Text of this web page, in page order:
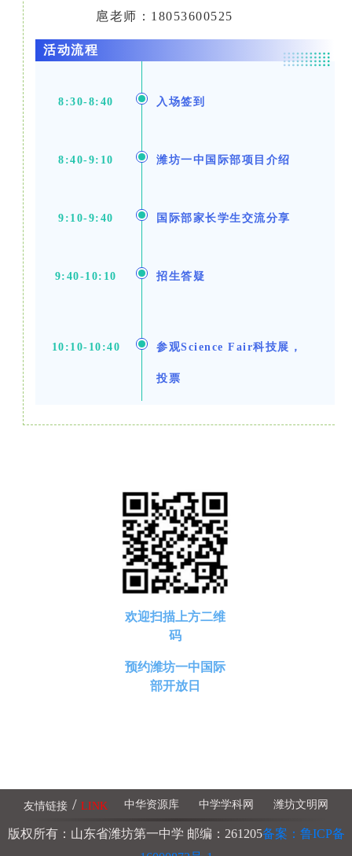
扈老师：18053600525
活动流程
8:30-8:40 入场签到
8:40-9:10 潍坊一中国际部项目介绍
9:10-9:40 国际部家长学生交流分享
9:40-10:10 招生答疑
10:10-10:40 参观Science Fair科技展，
投票
欢迎扫描上方二维
码
预约潍坊一中国际
部开放日
友情链接 / LINK 中华资源库 中学学科网 潍坊文明网
版权所有：山东省潍坊第一中学 邮编：261205备案：鲁ICP备